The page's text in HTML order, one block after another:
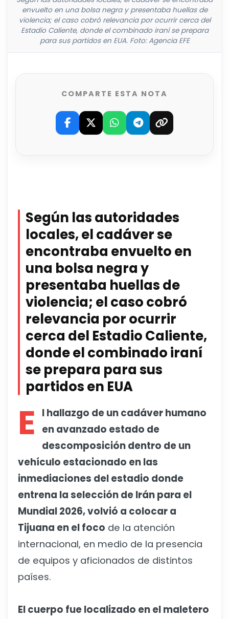
envuelto en una bolsa negra y presentaba huellas de
violencia; el caso cobró relevancia por ocurrir cerca del
Estadio Caliente, donde el combinado iraní se prepara
para sus partidos en EUA. Foto: Agencia EFE
COMPARTE ESTA NOTA
Según las autoridades
locales, el cadáver se
encontraba envuelto en
una bolsa negra y
presentaba huellas de
violencia; el caso cobró
relevancia por ocurrir
cerca del Estadio Caliente,
donde el combinado iraní
se prepara para sus
partidos en EUA
E
l hallazgo de un cadáver humano
en avanzado estado de
descomposición dentro de un
vehículo estacionado en las
inmediaciones del estadio donde
entrena la selección de Irán para el
Mundial 2026, volvió a colocar a
Tijuana en el foco de la atención
internacional, en medio de la presencia
de equipos y aficionados de distintos
países.
El cuerpo fue localizado en el maletero